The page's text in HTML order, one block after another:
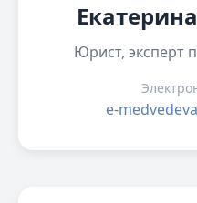
Юрист, эксперт
e-